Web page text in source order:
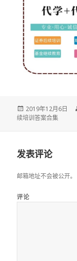
发
布
2019年12月6日
续培训答案合集
发表评论
邮箱地址不会被公开。
评论